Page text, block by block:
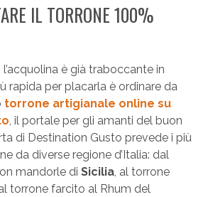
IL TORRONE 100%
è già traboccante in
rapida per placarla è ordinare da
torrone artigianale online su
, il portale per gli amanti del buon
di Destination Gusto prevede i più
da diverse regione d’Italia: dal
mandorle di Sicilia , al torrone
al torrone farcito al Rhum del